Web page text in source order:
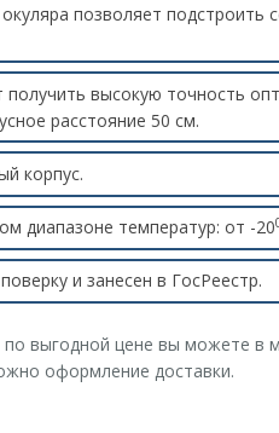
позволяет подстроить
получить высокую точность
расстояние 50 см.
корпус.
диапазоне температур: от -20
и занесен в ГосРеестр.
по выгодной цене вы можете в
оформление доставки.